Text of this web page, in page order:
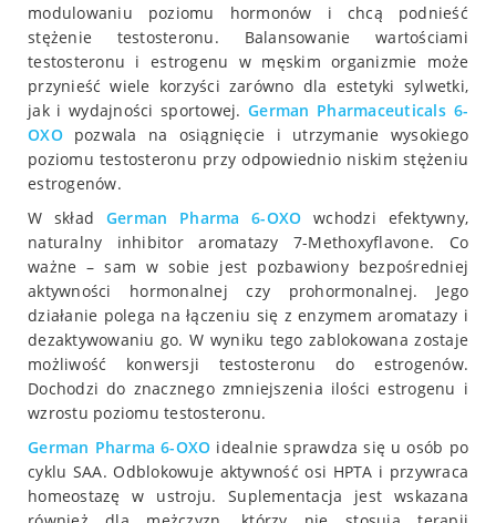
modulowaniu poziomu hormonów i chcą podnieść
stężenie testosteronu. Balansowanie wartościami
testosteronu i estrogenu w męskim organizmie może
przynieść wiele korzyści zarówno dla estetyki sylwetki,
jak i wydajności sportowej.German Pharmaceuticals 6-
OXOpozwala na osiągnięcie i utrzymanie wysokiego
poziomu testosteronu przy odpowiednio niskim stężeniu
estrogenów.
W skład German Pharma6-OXOwchodzi efektywny,
naturalny inhibitor aromatazy 7-Methoxyflavone. Co
ważne – sam w sobie jest pozbawiony bezpośredniej
aktywności hormonalnej czy prohormonalnej. Jego
działanie polega na łączeniu się z enzymem aromatazy i
dezaktywowaniu go. W wyniku tego zablokowana zostaje
możliwość konwersji testosteronu do estrogenów.
Dochodzi do znacznego zmniejszenia ilości estrogenu i
wzrostu poziomu testosteronu.
German Pharma6-OXO idealnie sprawdza się u osób po
cyklu SAA. Odblokowuje aktywność osi HPTA i przywraca
homeostazę w ustroju. Suplementacja jest wskazana